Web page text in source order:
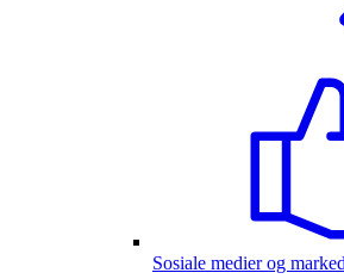
Sosiale medier og